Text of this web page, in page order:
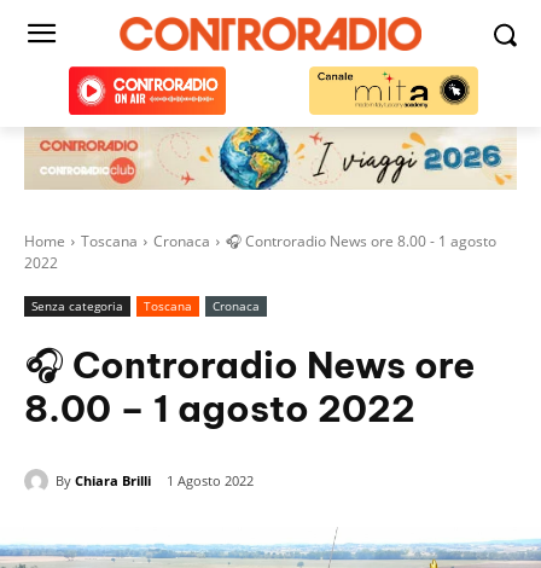
Home Toscana Cronaca
🎧 Controradio News ore 8.00 - 1 agosto
2022
Senza categoria Toscana Cronaca
🎧 Controradio News ore
8.00 – 1 agosto 2022
By Chiara Brilli 1 Agosto 2022